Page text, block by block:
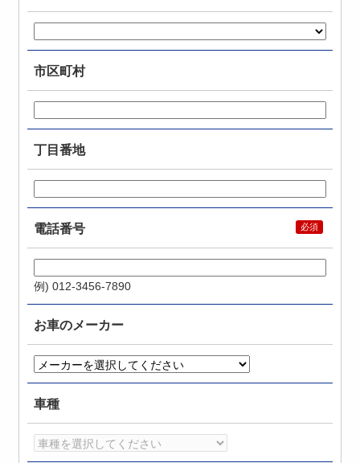
市区町村
丁目番地
電話番号
例) 012-3456-7890
お車のメーカー
車種